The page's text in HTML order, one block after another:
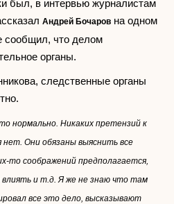
был, в интервью журналистам
Андрей Бочаров на одном
сообщил, что делом
органы.
следственные органы
нормально. Никаких претензий к
Они обязаны выяснить все
то соображений предполагается,
и т.д. Я же не знаю что там
все это дело, высказывают